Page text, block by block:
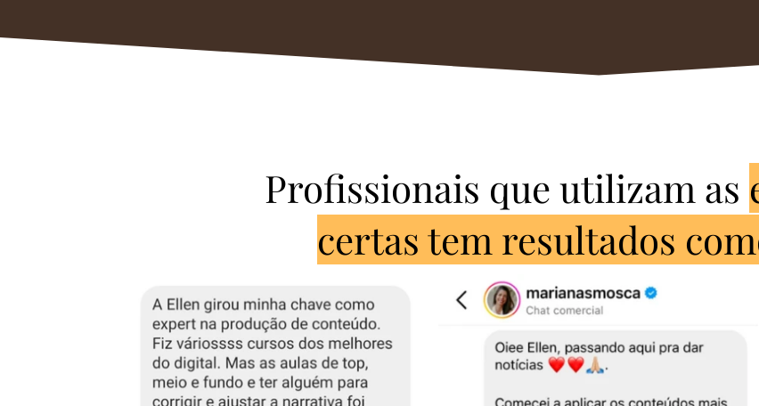
Profissionais que utilizam as
certas tem resultados